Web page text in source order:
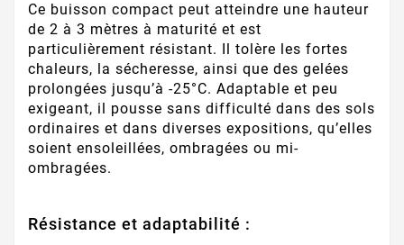
Ce buisson compact peut atteindre une hauteur
de 2 à 3 mètres à maturité et est
particulièrement résistant. Il tolère les fortes
chaleurs, la sécheresse, ainsi que des gelées
prolongées jusqu’à -25°C. Adaptable et peu
exigeant, il pousse sans difficulté dans des sols
ordinaires et dans diverses expositions, qu’elles
soient ensoleillées, ombragées ou mi-
ombragées.
Résistance et adaptabilité :